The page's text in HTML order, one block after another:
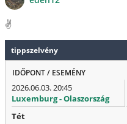
✌️
tippszelvény
IDŐPONT / ESEMÉNY
2026.06.03. 20:45
Luxemburg - Olaszország
Tét